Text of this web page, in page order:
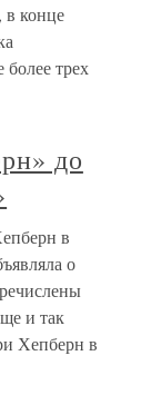
в конце
трех
до
в
о
и так
Хепберн в